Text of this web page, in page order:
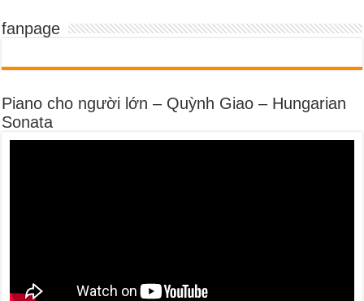
fanpage
Piano cho người lớn – Quỳnh Giao – Hungarian
Sonata